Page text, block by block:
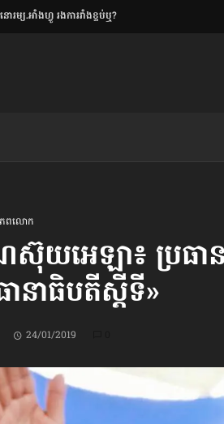
រម្យ.អាំងហ្វូ រងការរាំងខ្ទប់ឬ?
ពលោក
ស៊ុយអេឡា៖ ប្រធា
ានាធិបតីស្ដីទី»
24/01/2019
វការ